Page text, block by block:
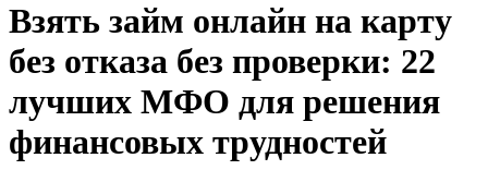
Взять займ онлайн на карту
без отказа без проверки: 22
лучших МФО для решения
финансовых трудностей